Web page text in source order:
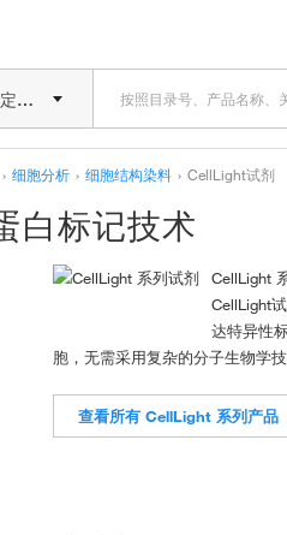
搜索全部或下列指定分类
› 细胞分析 › 细胞结构染料 › CellLight试剂
白标记技术
CellLight
CellLight
达特异性
胞，无需采用复杂的分子生物学
查看所有 CellLight 系列产品